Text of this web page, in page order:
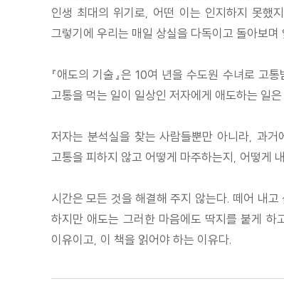
인생 최대의 위기로, 어떤 이는 인지하지 못했
그렇기에 우리는 매일 상실을 다독이고 돌아보
『애도의 기술』은 10여 년을 수도원 수녀로
고통을 먹는 일이 일상인 저자에게 애도하는 일
저자는 분석실을 찾는 사람들뿐만 아니라, 과
고통을 피하지 않고 어떻게 마주하는지, 어떻게
시간은 모든 것을 해결해 주지 않는다. 떼어 내
하지만 애도는 그러한 마음에도 딱지를 붙게
이유이고, 이 책을 읽어야 하는 이유다.